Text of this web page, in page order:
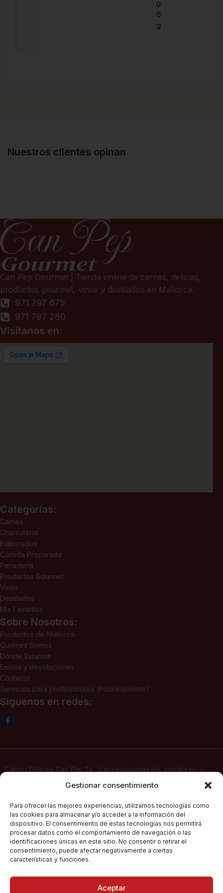
Gestionar consentimiento
Para ofrecer las mejores experiencias, utilizamos tecnologías como
las cookies para almacenar y/o acceder a la información del
dispositivo. El consentimiento de estas tecnologías nos permitirá
procesar datos como el comportamiento de navegación o las
identificaciones únicas en este sitio. No consentir o retirar el
consentimiento, puede afectar negativamente a ciertas
características y funciones.
Aceptar
0
0
g
Nuestros clientes opinan
Can Pep Gourmet | Tienda online de carnes, delicias,
productos gourmet, vinos y destilados en Mallorca.
971 797 675
971 797 280
Visitanos en:
Categorías:
Carnes
Charcutería
Elaborados
Comida Preparada
Panadería
Productos Gourmet
Vinos
Destilados
Mis Favoritos
Sobre Nosotros:
Productos de Mallorca
Quiénes Somos
Dónde Estamos
Envíos y devoluciones
Contacto
Servicios para profesionales (Próximamente)
Siguenos en redes:
Carns i Delicies Can Pep S.L. (canpepgourmet.es), inscrita en el
1ª, fecha 02/06/2025, con domicilio social en c/ Major Nº 115,
sus servicios de venta electrónica por Internet a través de su
página web canpepgourmet.es
Can Pep Gourmet2026.
Todos los derechos
reservados.